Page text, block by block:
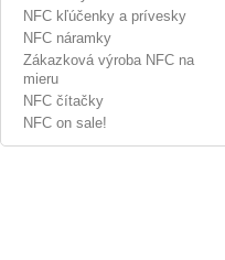
NFC kľúčenky a prívesky
NFC náramky
Zákazková výroba NFC na
mieru
NFC čítačky
NFC on sale!